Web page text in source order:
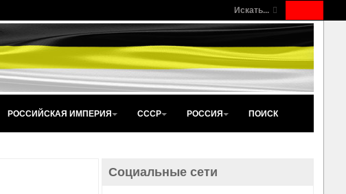
Искать...
РОССИЙСКАЯ ИМПЕРИЯ СССР РОССИЯ ПОИСК
Социальные сети